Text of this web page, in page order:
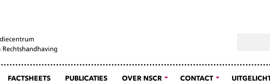
FACTSHEETS PUBLICATIES OVER NSCR CONTACT